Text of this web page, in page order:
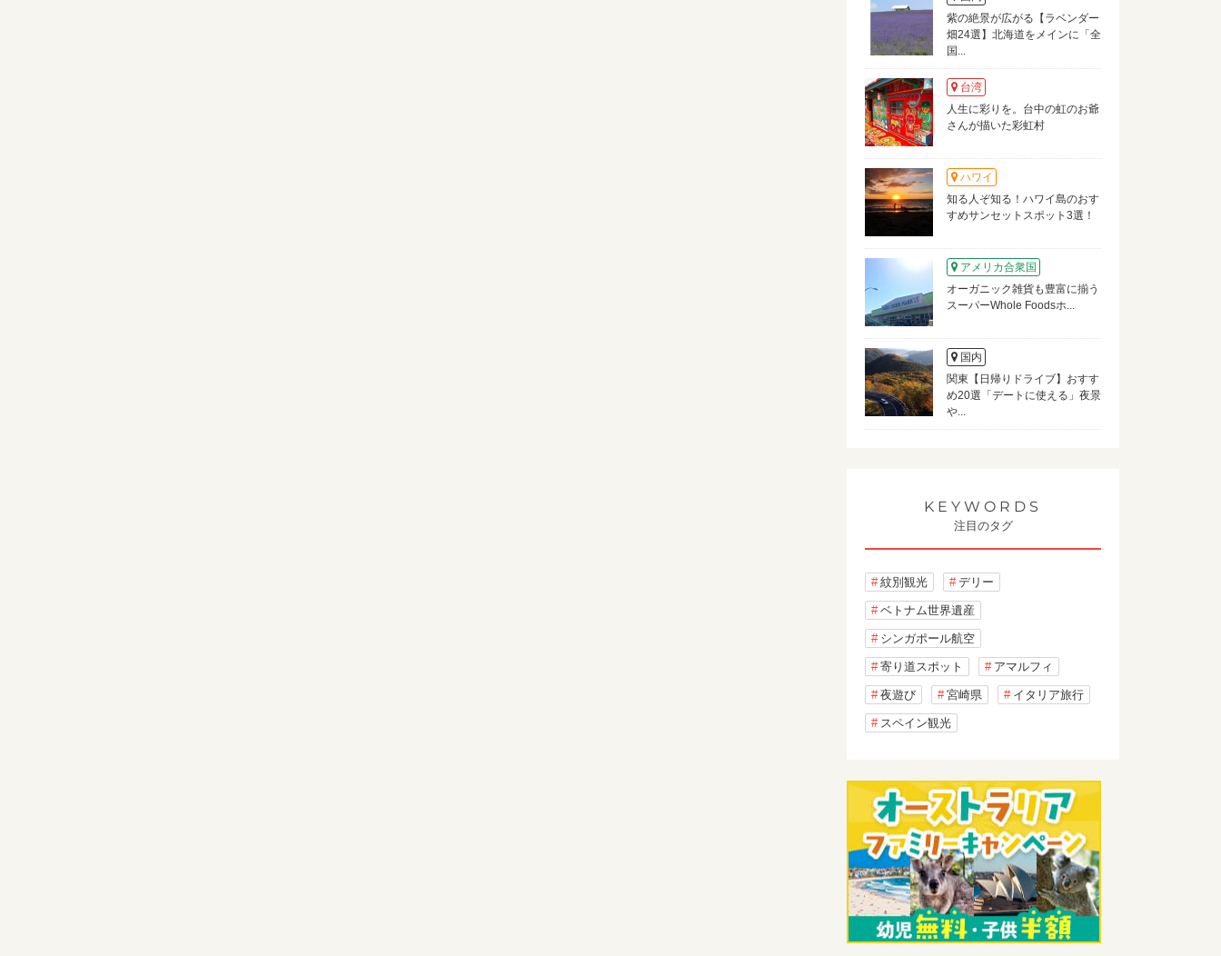
紫の絶景が広がる【ラベンダー
畑24選】北海道をメインに「全
国...
台湾
人生に彩りを。台中の虹のお爺
さんが描いた彩虹村
ハワイ
知る人ぞ知る！ハワイ島のおす
すめサンセットスポット3選！
アメリカ合衆国
オーガニック雑貨も豊富に揃う
スーパーWhole Foodsホ...
国内
関東【日帰りドライブ】おすす
め20選「デートに使える」夜景
や...
KEYWORDS
注目のタグ
紋別観光 デリー
ベトナム世界遺産
シンガポール航空
寄り道スポット アマルフィ
夜遊び 宮崎県 イタリア旅行
スペイン観光